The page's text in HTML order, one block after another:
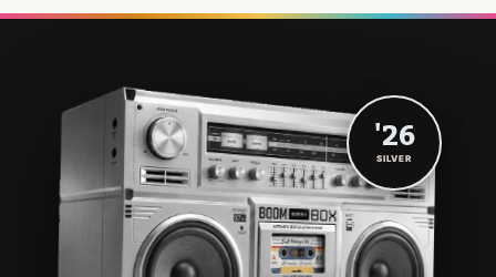
'26
SILVER